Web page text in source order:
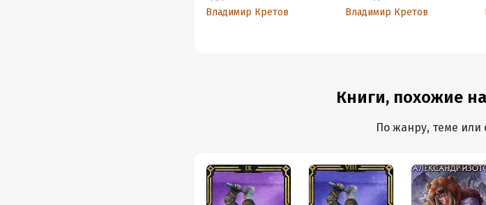
Владимир Кретов
Владимир Кретов
Книги, похожие
По жанру, теме или